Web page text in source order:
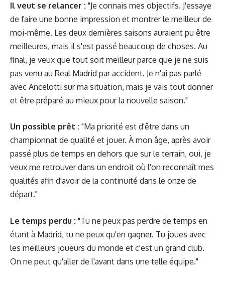
Il veut se relancer : "Je connais mes objectifs. J'essaye
de faire une bonne impression et montrer le meilleur de
moi-même. Les deux dernières saisons auraient pu être
meilleures, mais il s'est passé beaucoup de choses. Au
final, je veux que tout soit meilleur parce que je ne suis
pas venu au Real Madrid par accident. Je n'ai pas parlé
avec Ancelotti sur ma situation, mais je vais tout donner
et être préparé au mieux pour la nouvelle saison."
Un possible prêt : "Ma priorité est d'être dans un
championnat de qualité et jouer. À mon âge, après avoir
passé plus de temps en dehors que sur le terrain, oui, je
veux me retrouver dans un endroit où l'on reconnaît mes
qualités afin d'avoir de la continuité dans le onze de
départ."
Le temps perdu : "Tu ne peux pas perdre de temps en
étant à Madrid, tu ne peux qu'en gagner. Tu joues avec
les meilleurs joueurs du monde et c'est un grand club.
On ne peut qu'aller de l'avant dans une telle équipe."